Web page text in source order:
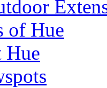
of Hue
Hue